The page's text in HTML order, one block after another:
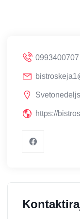
0993400707
https://